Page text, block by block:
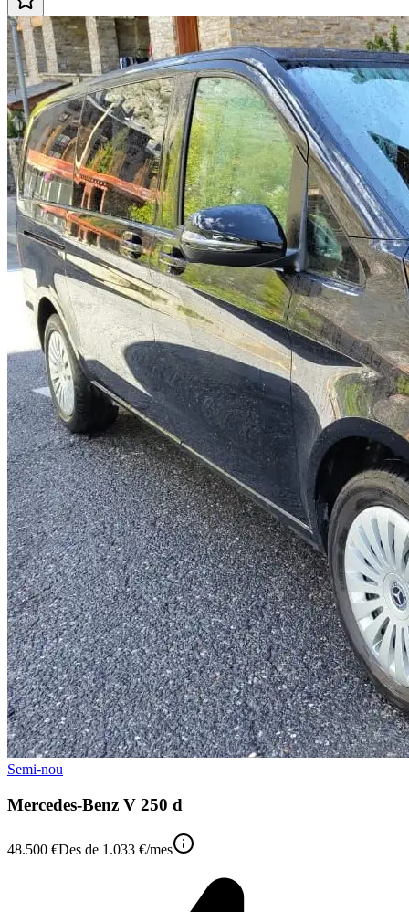
Semi-nou
Mercedes-Benz V 250 d
48.500 €Des de 1.033 €/mes